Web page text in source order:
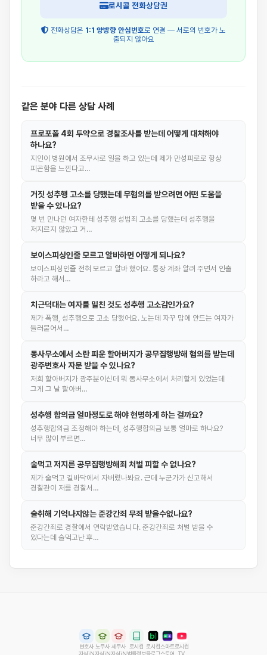
로시콜 전화상담권
전화상담은 1:1 양방향 안심번호로 연결 — 서로의 번호가 노
출되지 않아요
같은 분야 다른 상담 사례
프로포폴 4회 투약으로 경찰조사를 받는데 어떻게 대처해야
하나요?
지인이 병원에서 조무사로 일을 하고 있는데 제가 만성피로로 항상
피곤함을 느낀다고…
거짓 성추행 고소를 당했는데 무혐의를 받으려면 어떤 도움을
받을 수 있나요?
몇 번 만나던 여자한테 성추행 성범죄 고소를 당했는데 성추행을
저지르지 않았고 거…
보이스피싱인줄 모르고 알바하면 어떻게 되나요?
보이스피싱인줄 전혀 모르고 알바 했어요. 통장 계좌 알려 주면서 인출
하라고 해서…
치근덕대는 여자를 밀친 것도 성추행 고소감인가요?
제가 폭행, 성추행으로 고소 당했어요. 노는데 자꾸 맘에 안드는 여자가
들러붙어서…
동사무소에서 소란 피운 할아버지가 공무집행방해 혐의를 받는데
광주변호사 자문 받을 수 있나요?
저희 할아버지가 광주분이신데 뭐 동사무소에서 처리할게 있었는데
그게 그 날 할아버…
성추행 합의금 얼마정도로 해야 현명하게 하는 걸까요?
성추행합의금 조정해야 하는데, 성추행합의금 보통 얼마로 하나요?
너무 많이 부르면…
술먹고 저지른 공무집행방해죄 처벌 피할 수 없나요?
제가 술먹고 길바닥에서 자버렸나봐요. 근데 누군가가 신고해서
경찰관이 저를 경찰서…
술취해 기억나지않는 준강간죄 무죄 받을수없나요?
준강간죄로 경찰에서 연락받았습니다. 준강간죄로 처벌 받을 수
있다는데 술먹고난 후…
변호사
지식iN
노무사
지식iN
세무사
지식iN
로시컴
법률정보
로시컴
블로그
스마트
스토어
로시컴
TV